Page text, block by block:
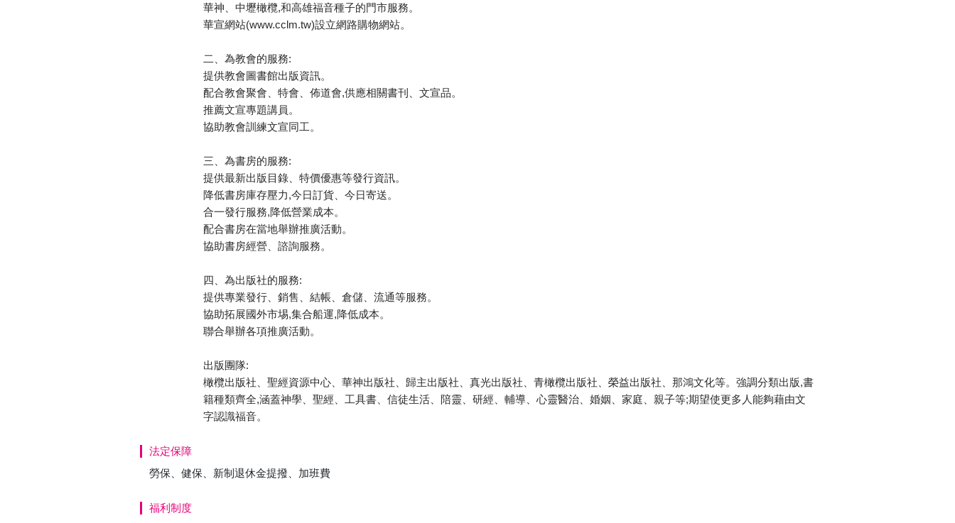
華神、中壢橄欖,和高雄福音種子的門市服務。
華宣網站(www.cclm.tw)設立網路購物網站。
二、為教會的服務:
提供教會圖書館出版資訊。
配合教會聚會、特會、佈道會,供應相關書刊、文宣品。
推薦文宣專題講員。
協助教會訓練文宣同工。
三、為書房的服務:
提供最新出版目錄、特價優惠等發行資訊。
降低書房庫存壓力,今日訂貨、今日寄送。
合一發行服務,降低營業成本。
配合書房在當地舉辦推廣活動。
協助書房經營、諮詢服務。
四、為出版社的服務:
提供專業發行、銷售、結帳、倉儲、流通等服務。
協助拓展國外市埸,集合船運,降低成本。
聯合舉辦各項推廣活動。
出版團隊:
橄欖出版社、聖經資源中心、華神出版社、歸主出版社、真光出版社、青橄欖出版社、榮益出版社、那鴻文化等。強調分類出版,書
籍種類齊全,涵蓋神學、聖經、工具書、信徒生活、陪靈、研經、輔導、心靈醫治、婚姻、家庭、親子等;期望使更多人能夠藉由文
字認識福音。
法定保障
勞保、健保、新制退休金提撥、加班費
福利制度